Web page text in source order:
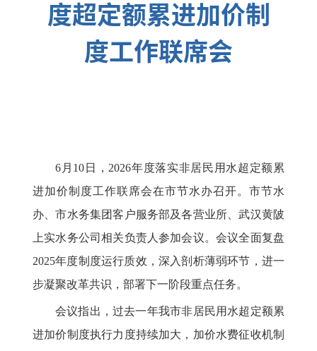
度超定额累进加价制
度工作联席会
6月10日，2026年度落实非居民用水超定额累
进加价制度工作联席会在市节水办召开。市节水
办、市水务集团客户服务部及各营业所、武汉黄陂
上实水务公司相关负责人参加会议。会议全面复盘
2025年度制度运行质效，深入剖析薄弱环节，进一
步凝聚改革共识，部署下一阶段重点任务。
会议指出，过去一年我市非居民用水超定额累
进加价制度执行力度持续加大，加价水费征收机制